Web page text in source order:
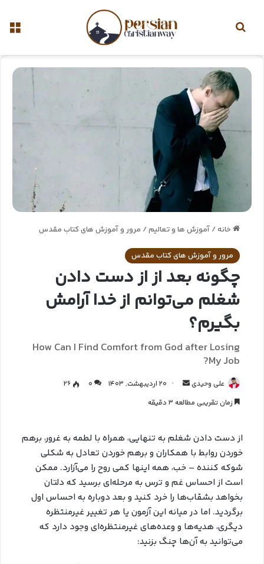
خانه/ آموزش ها و تعالیم/ مرور و آموزش های کتاب مقدس
مرور و آموزش های کتاب مقدس
چگونه بعد از از دست دادن
شغلم می‌توانم از خدا آرامش
بگیرم؟
How Can I Find Comfort from God after Losing
My Job?
علی وحیدی 20 اردیبهشت, 1403 0
26
زمان تقریبی مطالعه 3 دقیقه
از دست دادن شغلم به تنهایی، همراه با لطمه به غرور، برهم
خوردن روابط با همکاران و برهم خوردن تعادل به شکلی
شوکه کننده – خب، همه اینها کمی روح را می‌آزارد. ممکن
است از احساس غم و ترس به مرحله‌ای برسید که دلتان
بخواهد بشقاب‌ها را خرد کنید و بعد دوباره به احساس اول
برگردید. اما در میانه این آزمون یا هر تغییر غیرمنتظره
دیگری، هدیه‌ها و وعده‌های غیرمنتظره‌ای وجود دارد که
می‌توانید به آن‌ها چنگ بزنید: